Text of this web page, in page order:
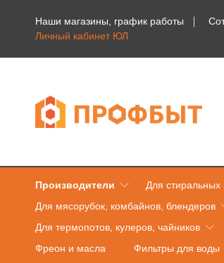
Наши магазины, график работы
Личный кабинет ЮЛ
Производители Для
Для мясорубок, комбайнов, блендеров
Для термопотов, кулеров, чайников
Фреон и масла
Фильтры для воды